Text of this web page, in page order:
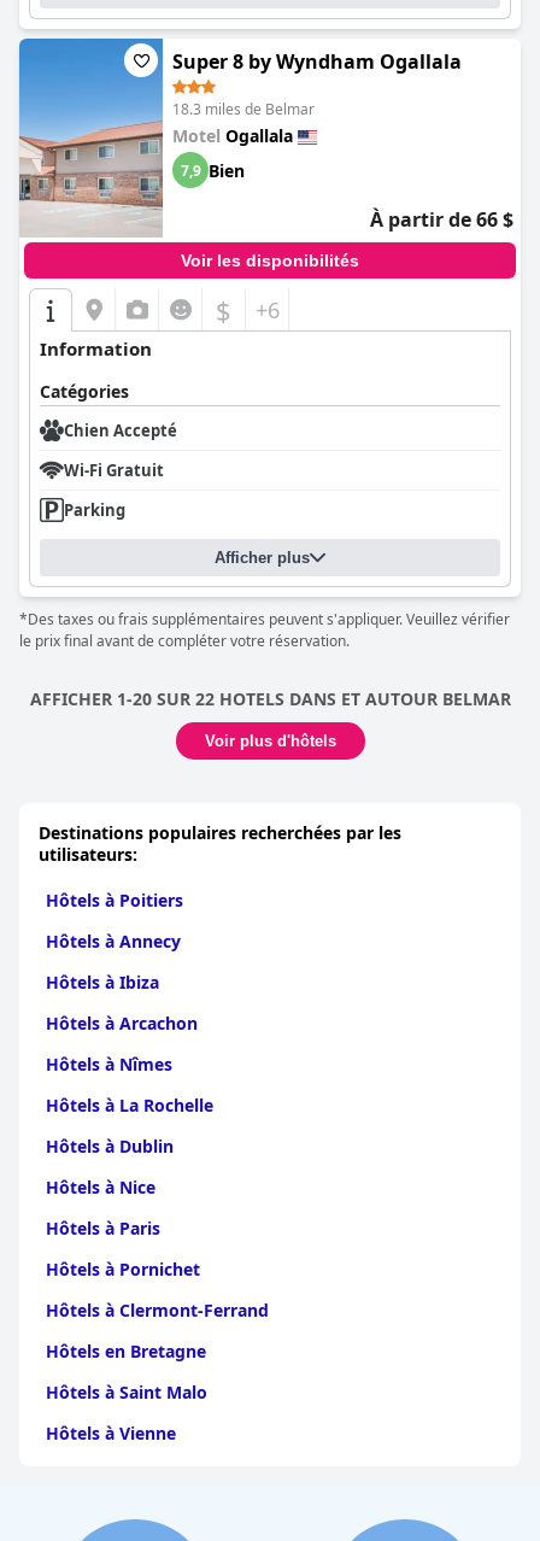
Super 8 by Wyndham Ogallala
18.3 miles de Belmar
Motel Ogallala
7,9 Bien
À partir de 66 $
Voir les disponibilités
$ +6
Information
Catégories
Chien Accepté
Wi-Fi Gratuit
Parking
Afficher plus
*Des taxes ou frais supplémentaires peuvent s'appliquer. Veuillez vérifier
le prix final avant de compléter votre réservation.
AFFICHER 1-20 SUR 22 HOTELS DANS ET AUTOUR BELMAR
Voir plus d'hôtels
Destinations populaires recherchées par les
utilisateurs:
Hôtels à Poitiers
Hôtels à Annecy
Hôtels à Ibiza
Hôtels à Arcachon
Hôtels à Nîmes
Hôtels à La Rochelle
Hôtels à Dublin
Hôtels à Nice
Hôtels à Paris
Hôtels à Pornichet
Hôtels à Clermont-Ferrand
Hôtels en Bretagne
Hôtels à Saint Malo
Hôtels à Vienne
Hôtels à Perpignan